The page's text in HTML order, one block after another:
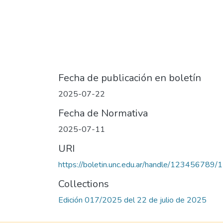
Fecha de publicación en boletín
2025-07-22
Fecha de Normativa
2025-07-11
URI
https://boletin.unc.edu.ar/handle/123456789/
Collections
Edición 017/2025 del 22 de julio de 2025